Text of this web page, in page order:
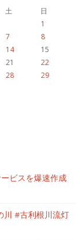
土
日
1
7
8
14
15
21
22
28
29
ビスを爆速作成
川 #古利根川流灯